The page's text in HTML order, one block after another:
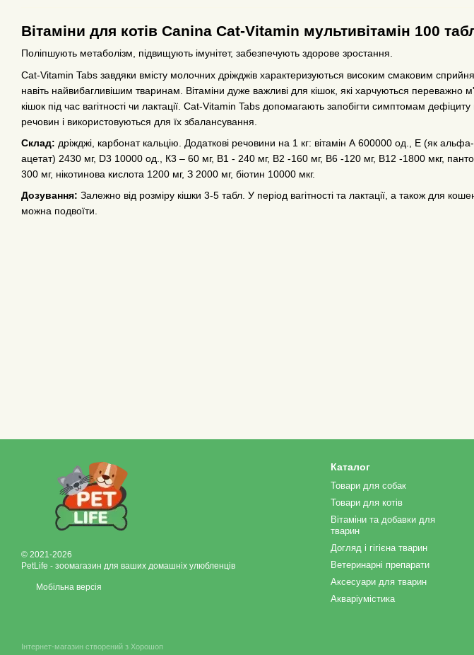
Вітаміни для котів Canina Cat-Vitamin мультивітамін 100
Поліпшують метаболізм, підвищують імунітет, забезпечують здорове зростання.
Cat-Vitamin Tabs завдяки вмісту молочних дріжджів характеризуються високим смаковим
навіть найвибагливішим тваринам. Вітаміни дуже важливі для кішок, які харчуються переважно
кішок під час вагітності чи лактації. Cat-Vitamin Tabs допомагають запобігти симптомам
речовин і використовуються для їх збалансування.
Склад: дріжджі, карбонат кальцію. Додаткові речовини на 1 кг: вітамін А 600000 од., Е (як
ацетат) 2430 мг, D3 10000 од., К3 – 60 мг, В1 - 240 мг, В2 -160 мг, В6 -120 мг, В12 -1800 мкг,
300 мг, нікотинова кислота 1200 мг, З 2000 мг, біотин 10000 мкг.
Дозування: Залежно від розміру кішки 3-5 табл. У період вагітності та лактації, а також для
можна подвоїти.
© 2021-2026
PetLife - зоомагазин для ваших домашніх улюбленців
Мобільна версія
Інтернет-магазин створений з Хорошоп
Каталог
Товари для собак
Товари для котів
Вітаміни та добавки для
тварин
Догляд і гігієна тварин
Ветеринарні препарати
Аксесуари для тварин
Акваріумістика